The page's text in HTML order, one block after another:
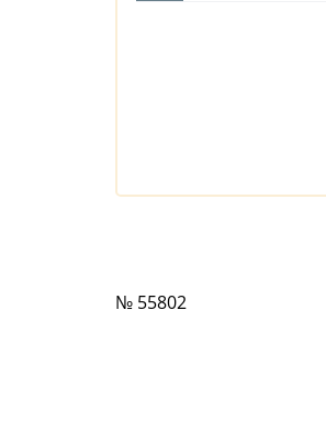
№ 55802